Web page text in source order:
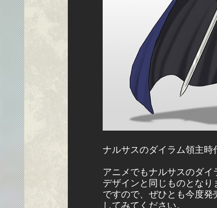
ナルサスのダイラム領主
アニメでもナルサスのダ
デザインと同じものとな
ですので、ぜひとも今度
してみてください。